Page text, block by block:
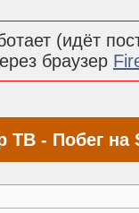
(идёт
браузер
ТВ - Побег на